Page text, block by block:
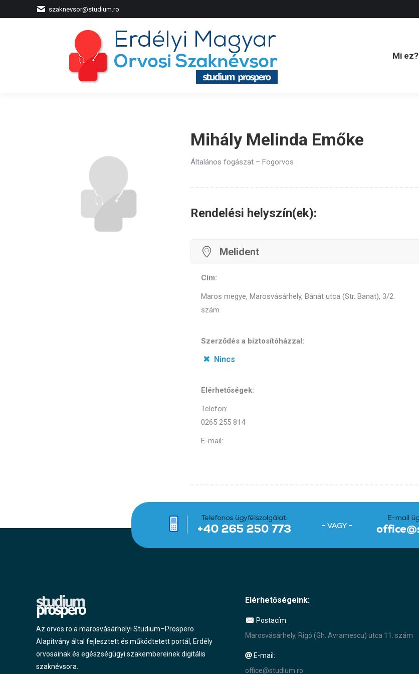
szaknevsor@studium.ro
Mi ez?
Mihály Melinda Emőke
Általános fogászat – Fogorvos
Rendelési helyszín(ek):
Melident
Cím:
Maros megye, Marosvásárhely, Bánát utca (Str. Banat), 3/2.
szám
Szerződés a biztosítóházzal:
Nincs
Elérhetőségek:
Telefon:
0265 255 814
E-mail:
Az orvos.ro a marosvásárhelyi Studium–Prospero
Alapítvány által fejlesztett és működtetett portál, Erdély
orvosainak és egészségügyi szakembereinek digitális
szaknévsora.
Elérhetőségeink:
Postacím:
Marosvásárhely, Rigó (Gh. Avramescu) utca 11. szám
E-mail:
office@studium.ro
Mi ez?